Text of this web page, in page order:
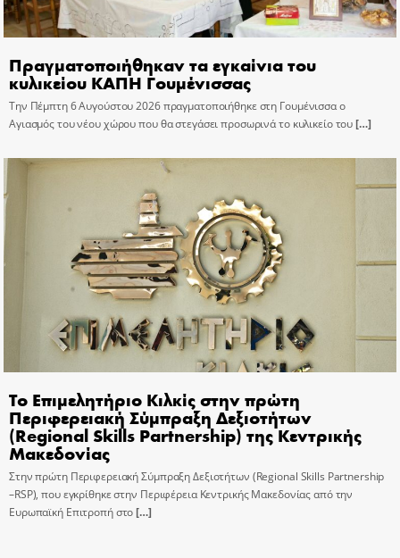
Πραγματοποιήθηκαν τα εγκαίνια του
κυλικείου ΚΑΠΗ Γουμένισσας
Την Πέμπτη 6 Αυγούστου 2026 πραγματοποιήθηκε στη Γουμένισσα ο
Αγιασμός του νέου χώρου που θα στεγάσει προσωρινά το κυλικείο του[…]
Το Επιμελητήριο Κιλκίς στην πρώτη
Περιφερειακή Σύμπραξη Δεξιοτήτων
(Regional Skills Partnership) της Κεντρικής
Μακεδονίας
Στην πρώτη Περιφερειακή Σύμπραξη Δεξιοτήτων (Regional Skills Partnership
–RSP), που εγκρίθηκε στην Περιφέρεια Κεντρικής Μακεδονίας από την
Ευρωπαϊκή Επιτροπή στο[…]